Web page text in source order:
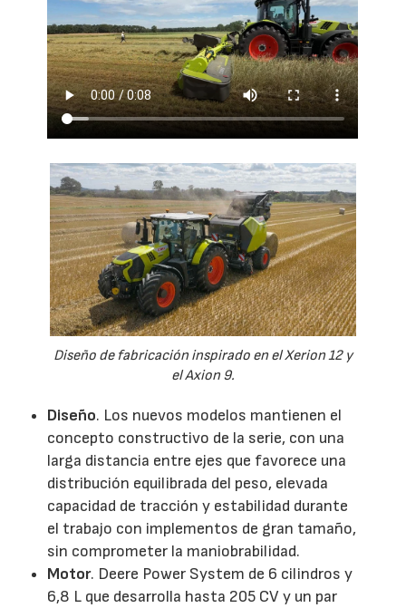
Diseño de fabricación inspirado en el Xerion 12 y
el Axion 9.
Diseño. Los nuevos modelos mantienen el
concepto constructivo de la serie, con una
larga distancia entre ejes que favorece una
distribución equilibrada del peso, elevada
capacidad de tracción y estabilidad durante
el trabajo con implementos de gran tamaño,
sin comprometer la maniobrabilidad.
Motor. Deere Power System de 6 cilindros y
6,8 L que desarrolla hasta 205 CV y un par